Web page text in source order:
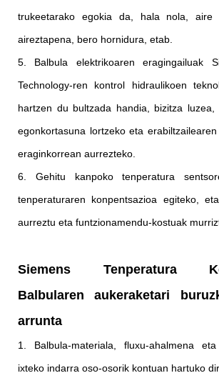
trukeetarako egokia da, hala nola, aire
aireztapena, bero hornidura, etab.
5. Balbula elektrikoaren eragingailuak
Technology-ren kontrol hidraulikoen
hartzen du bultzada handia, bizitza luzea,
egonkortasuna lortzeko eta
eraginkorrean aurrezteko.
6. Gehitu kanpoko tenperatura
tenperaturaren konpentsazioa egiteko,
aurreztu eta funtzionamendu-kostuak
Siemens Tenperatura
Balbularen aukeraketari
arrunta
1. Balbula-materiala, fluxu-ahalmena eta
ixteko indarra oso-osorik kontuan hartuko